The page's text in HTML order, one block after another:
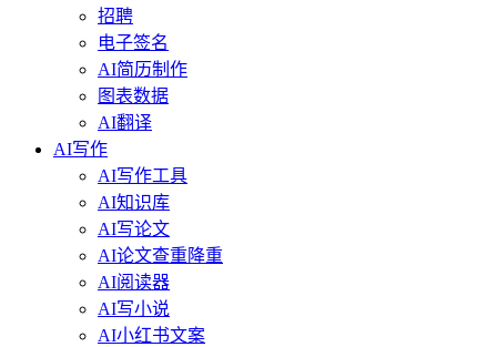
招聘
电子签名
AI简历制作
图表数据
AI翻译
AI写作
AI写作工具
AI知识库
AI写论文
AI论文查重降重
AI阅读器
AI写小说
AI小红书文案